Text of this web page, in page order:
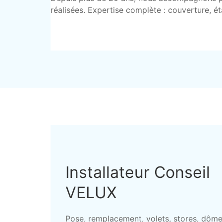
réalisées. Expertise complète : couverture,
Installateur Conseil
VELUX
Pose, remplacement, volets, stores,